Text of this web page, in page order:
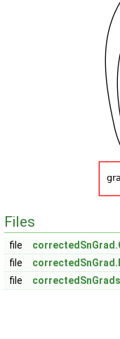
Files
file
file
file